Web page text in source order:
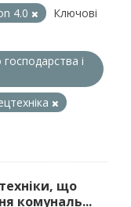
4.0
Ключові
і
що
комуналь...